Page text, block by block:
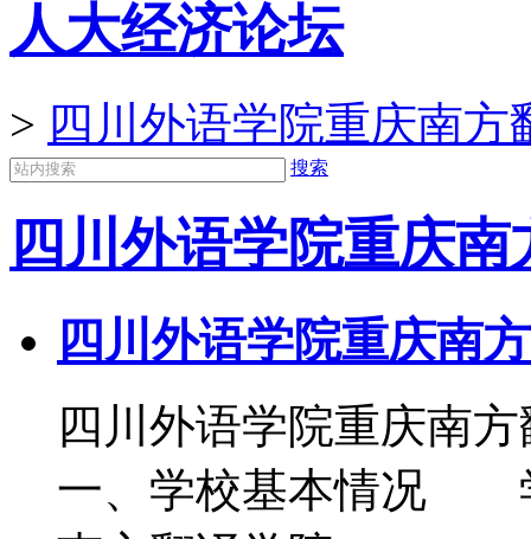
人大经济论坛
> 四川外语学院重庆南方
搜索
四川外语学院重庆
四川外语学院重庆南
四川外语学院重庆
一、学校基本情况